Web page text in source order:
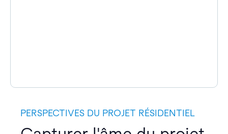
PERSPECTIVES DU PROJET RÉSIDENTIEL